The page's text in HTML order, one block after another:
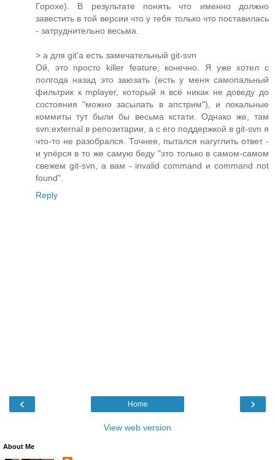
Горохе). В результате понять что именно должно
завестить в той версии что у тебя только что поставилась
- затруднительно весьма.
> а для git'а есть замечательный git-svn
Ой, это просто killer feature, конечно. Я уже хотел с
полгода назад это заюзать (есть у меня самопальный
фильтрик к mplayer, который я всё никак не доведу до
состояния "можно засылать в апстрим"), и локальные
коммиты тут были бы весьма кстати. Однако же, там
svn:external в репозитарии, а с его поддержкой в git-svn я
что-то не разобрался. Точнее, пытался нагуглить ответ -
и упёрся в то же самую беду "это только в самом-самом
свежем git-svn, а вам - invalid command и command not
found".
Reply
‹ ›
Home
View web version
About Me